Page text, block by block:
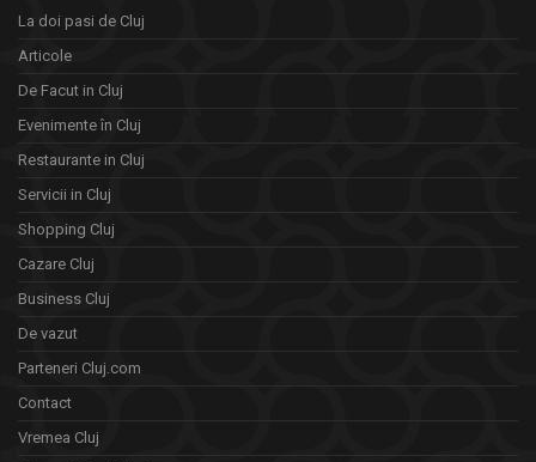
La doi pasi de Cluj
Articole
De Facut in Cluj
Evenimente în Cluj
Restaurante in Cluj
Servicii in Cluj
Shopping Cluj
Cazare Cluj
Business Cluj
De vazut
Parteneri Cluj.com
Contact
Vremea Cluj